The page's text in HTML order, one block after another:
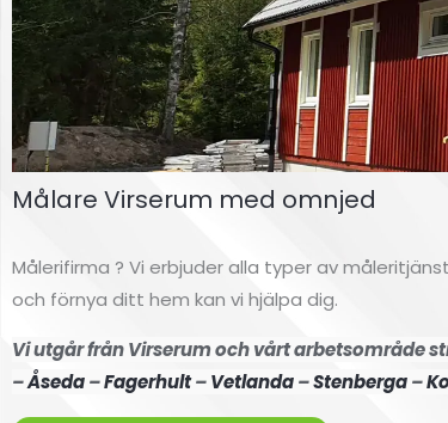
Fasdamå
lning
Högsby
Målare Virserum med omnjed
Målerifirma ? Vi erbjuder alla typer av
och förnya ditt hem kan vi hjälpa dig.
Vi utgår från Virserum och vårt arbetsområde
–Åseda–Fagerhult–Vetlanda–Stenberga–